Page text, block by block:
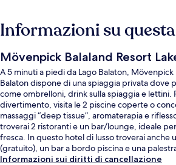
Informazioni su
Mövenpick Balaland Resort
A 5 minuti a piedi da Lago Balaton, Mövenpick
Balaton dispone di una spiaggia privata dove
come ombrelloni, drink sulla spiaggia e lettini.
divertimento, visita le 2 piscine coperte o
massaggi “deep tissue”, aromaterapia e
troverai 2 ristoranti e un bar/lounge, ideale
fresca. In questo hotel di lusso troverai anche
(gratuito), un bar a bordo piscina e una
Informazioni sui diritti di cancellazione